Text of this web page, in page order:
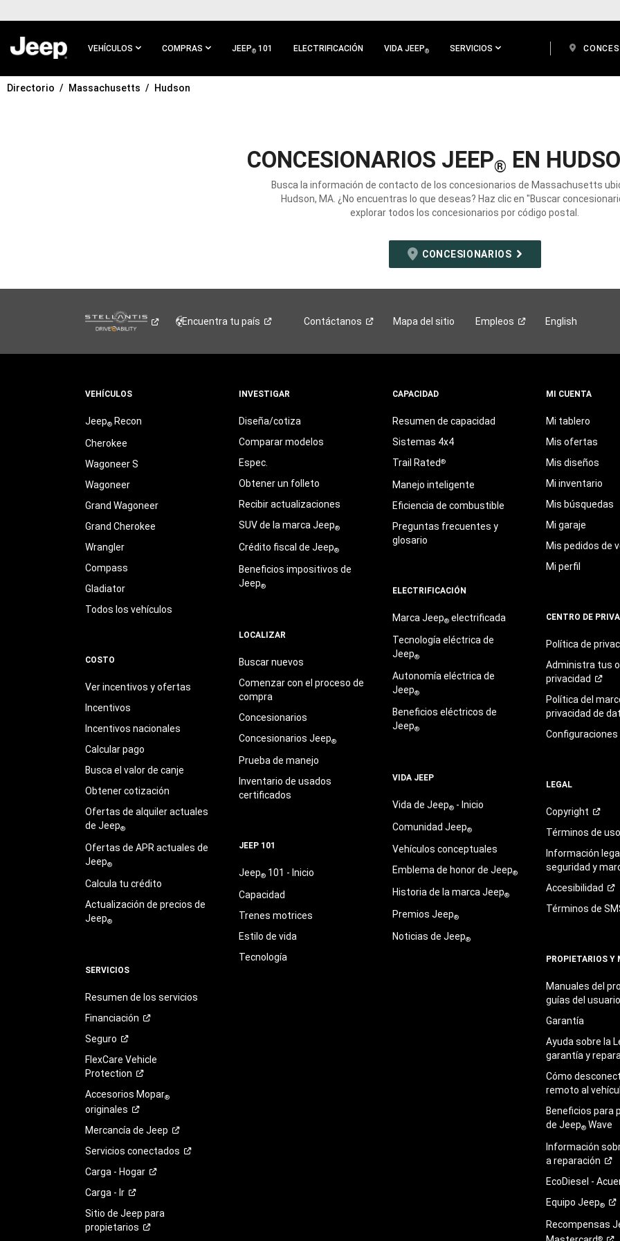
CONTENIDO
VEHÍCULOS COMPRAS JEEP® 101 ELECTRIFICACIÓN VIDA JEEP® SERVICIOS
IR A
Directorio Massachusetts Hudson
CONCESIONARIOS JEEP® EN
Busca la información de contacto de los concesionarios de Massachusetts
Hudson, MA. ¿No encuentras lo que deseas? Haz clic en "Buscar
explorar todos los concesionarios por código postal.
CONCESIONARIOS
Encuentra tu país Contáctanos Mapa del sitio Empleos English
VEHÍCULOS
Jeep®Recon
Cherokee
Wagoneer S
Wagoneer
Grand Wagoneer
Grand Cherokee
Wrangler
Compass
Gladiator
Todos los vehículos
COSTO
Ver incentivos y ofertas
Incentivos
Incentivos nacionales
Calcular pago
Busca el valor de canje
Obtener cotización
Ofertas de alquiler actuales
de Jeep®
Ofertas de APR actuales de
Jeep®
Calcula tu crédito
Actualización de precios de
Jeep®
SERVICIOS
Resumen de los servicios
Financiación
Seguro
FlexCare Vehicle
Protection
Accesorios Mopar®
originales
Mercancía de Jeep
Servicios conectados
Carga - Hogar
Carga - Ir
Sitio de Jeep para
propietarios
INVESTIGAR
Diseña/cotiza
Comparar modelos
Espec.
Obtener un folleto
Recibir actualizaciones
SUV de la marca Jeep®
Crédito fiscal de Jeep®
Beneficios impositivos de
Jeep®
LOCALIZAR
Buscar nuevos
Comenzar con el proceso de
compra
Concesionarios
Concesionarios Jeep®
Prueba de manejo
Inventario de usados
certificados
JEEP 101
Jeep®101 - Inicio
Capacidad
Trenes motrices
Estilo de vida
Tecnología
CAPACIDAD
Resumen de capacidad
Sistemas 4x4
Trail Rated®
Manejo inteligente
Eficiencia de combustible
Preguntas frecuentes y
glosario
ELECTRIFICACIÓN
Marca Jeep®electrificada
Tecnología eléctrica de
Jeep®
Autonomía eléctrica de
Jeep®
Beneficios eléctricos de
Jeep®
VIDA JEEP
Vida de Jeep®- Inicio
Comunidad Jeep®
Vehículos conceptuales
Emblema de honor de Jeep®
Historia de la marca Jeep®
Premios Jeep®
Noticias de Jeep®
MI CUENTA
Mi tablero
Mis ofertas
Mis diseños
Mi inventario
Mis búsquedas
Mi garaje
Mis pedidos de
Mi perfil
CENTRO DE
Política de
Administra tus
privacidad
Política del
privacidad de
Configuraciones
LEGAL
Copyright
Términos deuso
Información
seguridad y
Accesibilidad
Términos de
PROPIETARIOS Y
Manuales del
guías delusuario
Garantía
Ayuda sobre la
garantía y
Cómo
remoto al
Beneficios para
de Jeep® Wave
Información
areparación
EcoDiesel -
Equipo Jeep®
Recompensas
®